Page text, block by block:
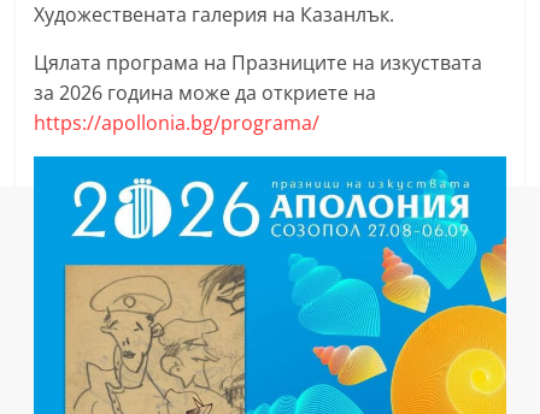
Художествената галерия на Казанлък.
Цялата програма на Празниците на изкуствата
за 2026 година може да откриете на
https://apollonia.bg/programa/